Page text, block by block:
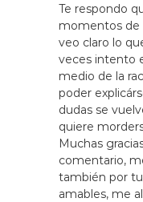
Te respondo
momentos de
veo claro lo
veces intento
medio de la
poder
dudas se
quiere
Muchas
comentario,
también por
amables, me